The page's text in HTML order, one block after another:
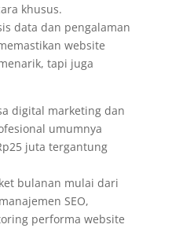
khusus.
data dan pengalaman
website
tapi juga
digital marketing dan
umumnya
juta tergantung
bulanan mulai dari
SEO,
performa website